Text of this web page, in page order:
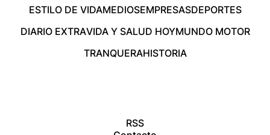
ESTILO DE VIDAMEDIOSEMPRESASDEPORTES
DIARIO EXTRAVIDA Y SALUD HOYMUNDO MOTOR
TRANQUERAHISTORIA
RSS